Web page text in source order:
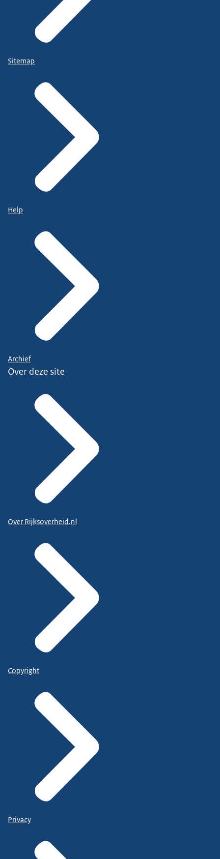
Sitemap
Help
Archief
Over deze site
Over Rijksoverheid.nl
Copyright
Privacy